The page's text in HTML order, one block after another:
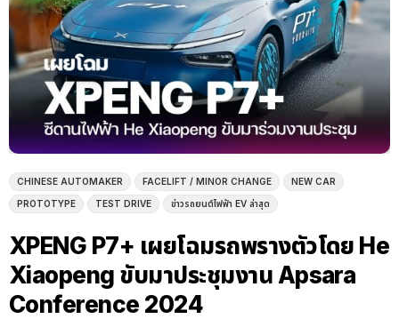
CHINESE AUTOMAKER FACELIFT / MINOR CHANGE NEW CAR
PROTOTYPE TEST DRIVE ข่าวรถยนต์ไฟฟ้า EV ล่าสุด
XPENG P7+ เผยโฉมรถพรางตัวโดย He
Xiaopeng ขับมาประชุมงาน Apsara
Conference 2024